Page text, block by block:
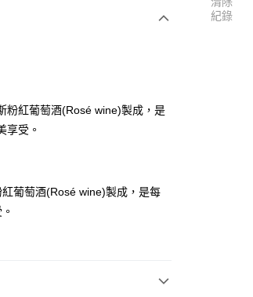
21家銀行
第一商業銀行
台中商業銀行
粉紅葡萄酒(Rosé wine)製成，是
享受。
葡萄酒(Rosé wine)製成，是每
紀錄